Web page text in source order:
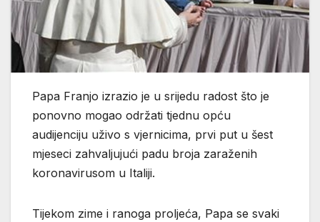
Papa Franjo izrazio je u srijedu radost što je
ponovno mogao održati tjednu opću
audijenciju uživo s vjernicima, prvi put u šest
mjeseci zahvaljujući padu broja zaraženih
koronavirusom u Italiji.
Tijekom zime i ranoga proljeća, Papa se svaki